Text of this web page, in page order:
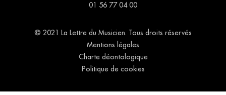
01 56 77 04 00
© 2021 La Lettre du Musicien. Tous droits réservés
Mentions légales
Charte déontologique
Politique de cookies